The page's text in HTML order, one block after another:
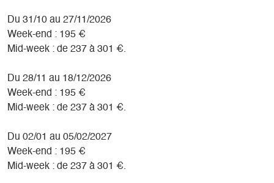
Du 31/10 au 27/11/2026
Week-end : 195 €
Mid-week : de 237 à 301 €.
Du 28/11 au 18/12/2026
Week-end : 195 €
Mid-week : de 237 à 301 €.
Du 02/01 au 05/02/2027
Week-end : 195 €
Mid-week : de 237 à 301 €.